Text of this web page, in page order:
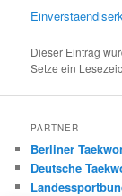
Dieser Eintrag
Setze ein
PARTNER
Berliner
Deutsche